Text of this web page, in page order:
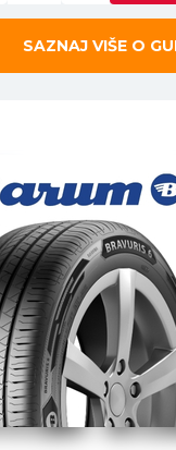
SAZNAJ VIŠE O